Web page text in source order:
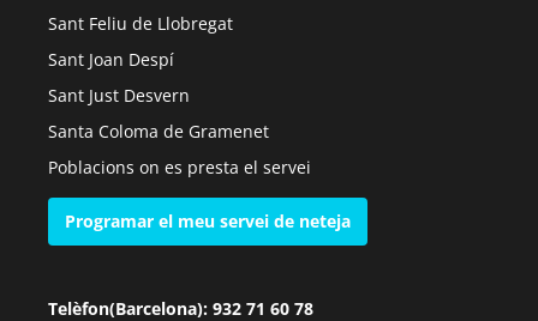
Sant Feliu de Llobregat
Sant Joan Despí
Sant Just Desvern
Santa Coloma de Gramenet
Poblacions on es presta el servei
Programar el meu servei de neteja
Telèfon(Barcelona): 932 71 60 78